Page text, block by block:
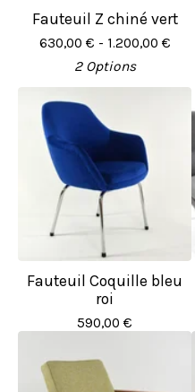
Fauteuil Z chiné vert
630,00 € - 1.200,00 €
2 Options
Fauteuil Coquille bleu
roi
590,00 €